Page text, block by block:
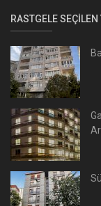
RASTGELE SEÇILEN